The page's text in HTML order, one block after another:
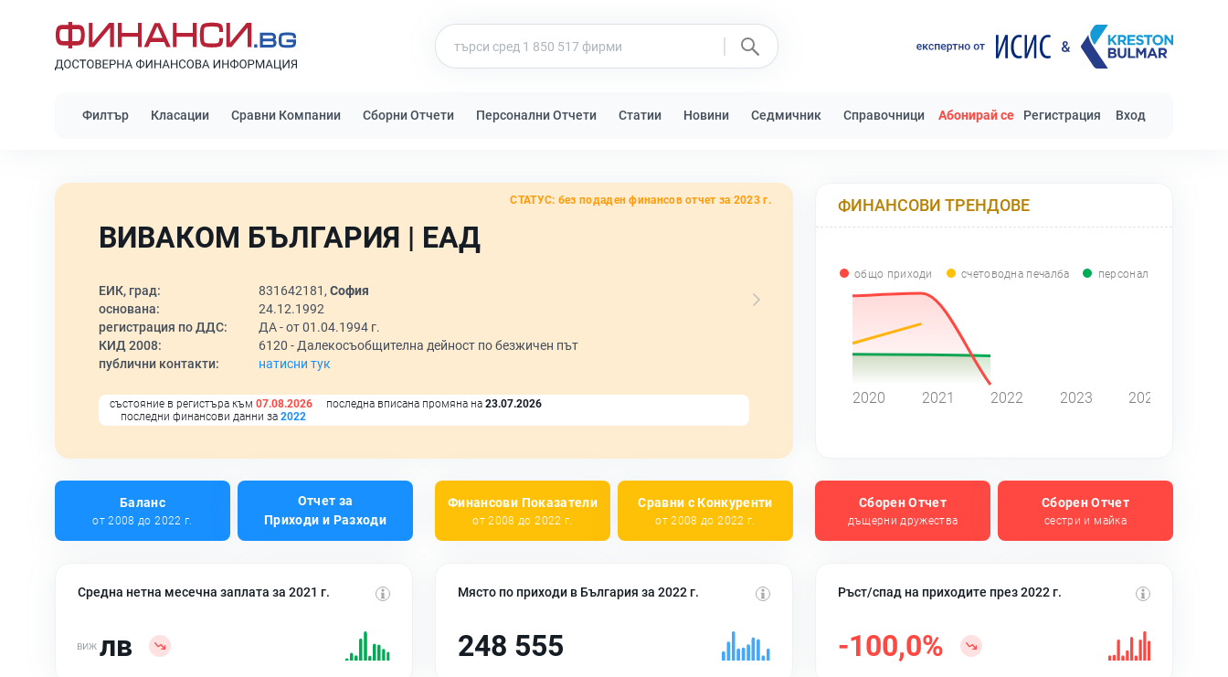
Филтър Класации Сравни Компании Сборни Отчети Персонални Отчети Статии Новини Седмичник Справочници Абонирай се Регистрация Вход
ВИВАКОМ БЪЛГАРИЯ | ЕАД
СТАТУС: без подаден финансов отчет за 2023 г.
ЕИК, град: 831642181, София
основана:
24.12.1992
регистрация по ДДС:
ДА - от 01.04.1994 г.
КИД 2008:
6120 - Далекосъобщителна дейност по безжичен път
публични контакти:
натисни тук
състояние в регистъра към 07.08.2026 последна вписана промяна на 23.07.2026
последни финансови данни за 2022
ФИНАНСОВИ ТРЕНДОВЕ
общо приходи счетоводна печалба персонал
2020 2021 2022 2023 2024
Баланс
от 2008 до 2022 г.
Отчет за
Приходи и Разходи
Финансови Показатели
от 2008 до 2022 г.
Сравни с Конкуренти
от 2008 до 2022 г.
Сборен Отчет
дъщерни дружества
Сборен Отчет
сестри и майка
Средна нетна месечна заплата за 2021 г.
лв
Място по приходи в България за 2022 г.
248 555
Ръст/спад на приходите през 2022 г.
-100,0%